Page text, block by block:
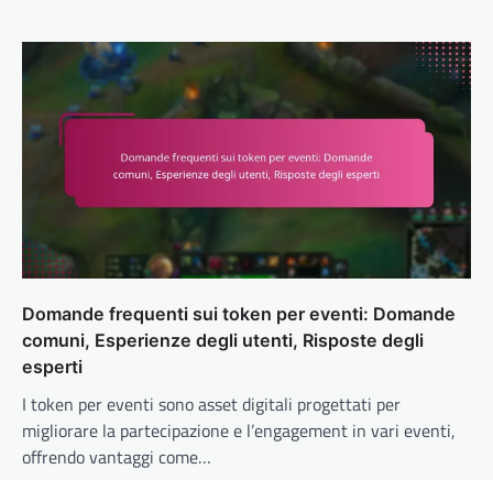
Domande frequenti sui token per eventi: Domande
comuni, Esperienze degli utenti, Risposte degli
esperti
I token per eventi sono asset digitali progettati per
migliorare la partecipazione e l’engagement in vari eventi,
offrendo vantaggi come…